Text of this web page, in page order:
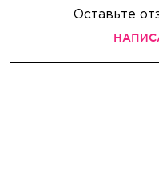
Оставьте